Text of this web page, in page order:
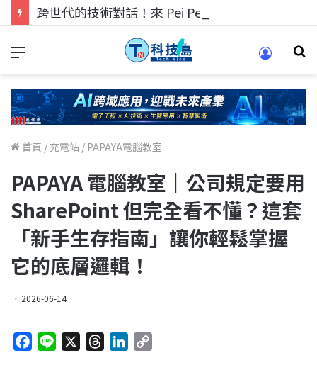
首頁 / 充電站 / PAPAYA電腦教室
PAPAYA 電腦教室｜公司規定要用
SharePoint 但完全看不懂？這套
「新手生存指南」讓你輕鬆掌握
它的底層邏輯！
2026-06-14